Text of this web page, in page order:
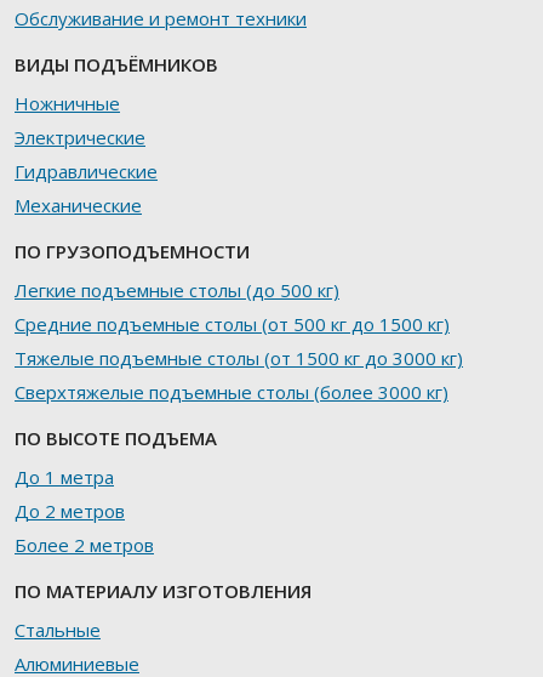
Обслуживание и ремонт техники
ВИДЫ ПОДЪЁМНИКОВ
Ножничные
Электрические
Гидравлические
Механические
ПО ГРУЗОПОДЪЕМНОСТИ
Легкие подъемные столы (до 500 кг)
Средние подъемные столы (от 500 кг до 1500 кг)
Тяжелые подъемные столы (от 1500 кг до 3000 кг)
Сверхтяжелые подъемные столы (более 3000 кг)
ПО ВЫСОТЕ ПОДЪЕМА
До 1 метра
До 2 метров
Более 2 метров
ПО МАТЕРИАЛУ ИЗГОТОВЛЕНИЯ
Стальные
Алюминиевые